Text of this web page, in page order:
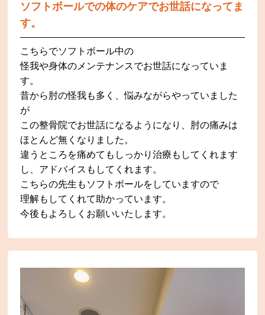
ソフトボールでの体のケアでお世話になってま
す。
こちらでソフトボール中の
怪我や身体のメンテナンスでお世話になっていま
す。
昔から肘の怪我も多く、悩みながらやっていました
が
この整骨院でお世話になるようになり、肘の痛みは
ほとんど無くなりました。
違うところを痛めてもしっかり治療もしてくれます
し、アドバイスもしてくれます。
こちらの先生もソフトボールをしていますので
理解もしてくれて助かっています。
今後もよろしくお願いいたします。